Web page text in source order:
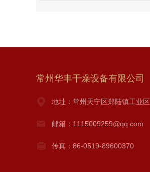
常州华丰干燥设备有限公司
地址：常州天宁区郑陆镇工业区
邮箱：1115009259@qq.com
传真：86-0519-89600370